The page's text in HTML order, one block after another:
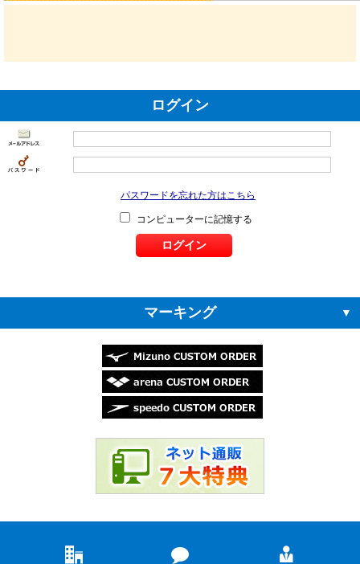
ログイン
パスワードを忘れた方はこちら
コンピューターに記憶する
マーキング